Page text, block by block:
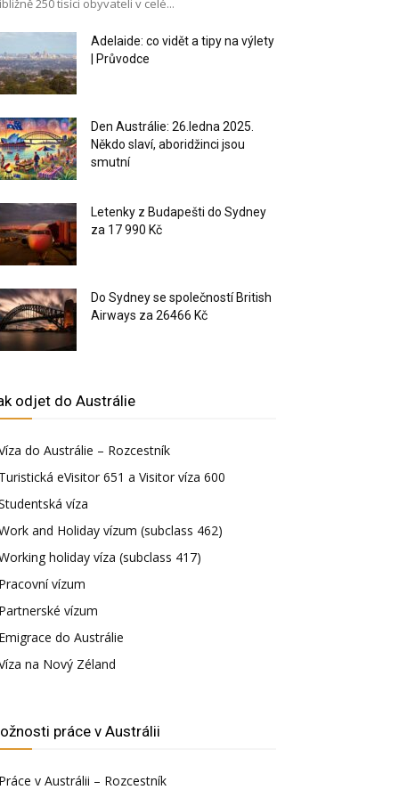
250 tisíci obyvateli v celé...
Adelaide: co vidět a tipy na výlety
| Průvodce
Den Austrálie: 26.ledna 2025.
Někdo slaví, aboridžinci jsou
smutní
Letenky z Budapešti do Sydney
za 17 990 Kč
Do Sydney se společností British
Airways za 26466 Kč
odjet do Austrálie
do Austrálie – Rozcestník
eVisitor 651 a Visitor víza 600
víza
and Holiday vízum (subclass 462)
holiday víza (subclass 417)
vízum
vízum
do Austrálie
na Nový Zéland
práce v Austrálii
v Austrálii – Rozcestník